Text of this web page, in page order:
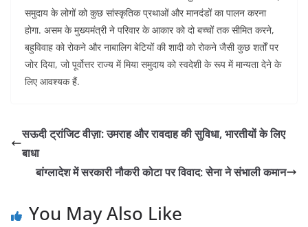
समुदाय के लोगों को कुछ सांस्कृतिक प्रथाओं और मानदंडों का पालन करना
होगा. असम के मुख्यमंत्री ने परिवार के आकार को दो बच्चों तक सीमित करने,
बहुविवाह को रोकने और नाबालिग बेटियों की शादी को रोकने जैसी कुछ शर्तों पर
जोर दिया, जो पूर्वोत्तर राज्य में मिया समुदाय को स्वदेशी के रूप में मान्यता देने के
लिए आवश्यक हैं.
सऊदी ट्रांजिट वीज़ा: उमराह और रावदाह की सुविधा, भारतीयों के लिए
बाधा
बांग्लादेश में सरकारी नौकरी कोटा पर विवाद: सेना ने संभाली कमान
You May Also Like